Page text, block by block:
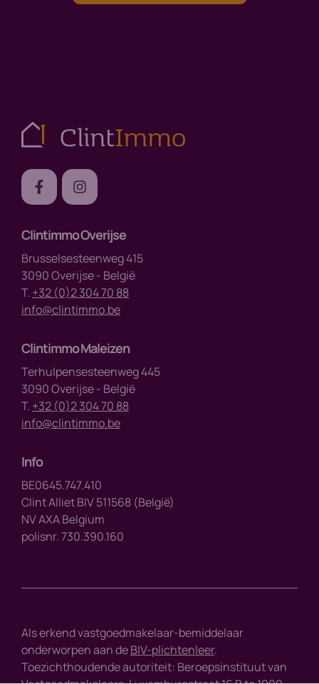
Clintimmo Overijse
Brusselsesteenweg 415
3090 Overijse - België
T. +32 (0)2 304 70 88
info@clintimmo.be
Info
BE0645.747.410
Clint Alliet BIV 511568 (België)
NV AXA Belgium
polisnr. 730.390.160
Clintimmo Maleizen
Terhulpensesteenweg 445
3090 Overijse - België
T. +32 (0)2 304 70 88
info@clintimmo.be
Als erkend vastgoedmakelaar-bemiddelaar
onderworpen aan deBIV-plichtenleer.
Toezichthoudende autoriteit: Beroepsinstituut van